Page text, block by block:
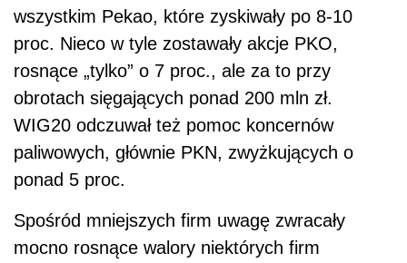
wszystkim Pekao, które zyskiwały po 8-10
proc. Nieco w tyle zostawały akcje PKO,
rosnące „tylko” o 7 proc., ale za to przy
obrotach sięgających ponad 200 mln zł.
WIG20 odczuwał też pomoc koncernów
paliwowych, głównie PKN, zwyżkujących o
ponad 5 proc.
Spośród mniejszych firm uwagę zwracały
mocno rosnące walory niektórych firm